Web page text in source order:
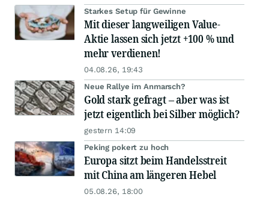
Starkes Setup für Gewinne
Mit dieser langweiligen Value-
Aktie lassen sich jetzt +100 % und
mehr verdienen!
04.08.26, 19:43
Neue Rallye im Anmarsch?
Gold stark gefragt – aber was ist
jetzt eigentlich bei Silber möglich?
gestern 14:09
Peking pokert zu hoch
Europa sitzt beim Handelsstreit
mit China am längeren Hebel
05.08.26, 18:00